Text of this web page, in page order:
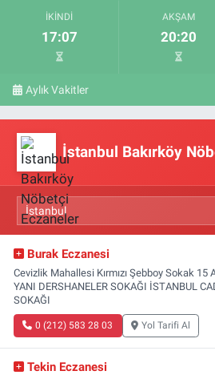
İKINDI
17:07
AKŞAM
20:20
Aylık Vakitler
İstanbul Bakırköy
Burak Eczanesi
Cevizlik Mahallesi Kırmızı Şebboy Sokak 15
YANI DERSHANELER SOKAĞI İSTANBUL
SOKAĞI
0 (212) 583 28 03 Yol Tarifi Al
Tekin Eczanesi